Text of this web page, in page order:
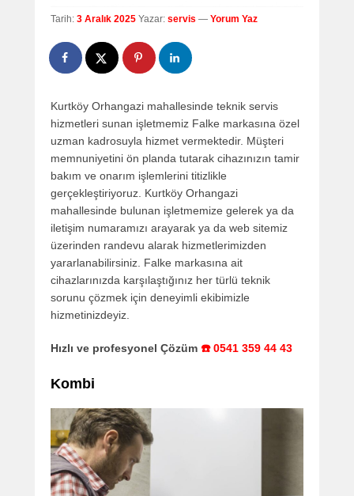
Tarih: 3 Aralık 2025 Yazar: servis — Yorum Yaz
Kurtköy Orhangazi mahallesinde teknik servis
hizmetleri sunan işletmemiz Falke markasına özel
uzman kadrosuyla hizmet vermektedir. Müşteri
memnuniyetini ön planda tutarak cihazınızın tamir
bakım ve onarım işlemlerini titizlikle
gerçekleştiriyoruz. Kurtköy Orhangazi
mahallesinde bulunan işletmemize gelerek ya da
iletişim numaramızı arayarak ya da web sitemiz
üzerinden randevu alarak hizmetlerimizden
yararlanabilirsiniz. Falke markasına ait
cihazlarınızda karşılaştığınız her türlü teknik
sorunu çözmek için deneyimli ekibimizle
hizmetinizdeyiz.
Hızlı ve profesyonel Çözüm ☎️ 0541 359 44 43
Kombi